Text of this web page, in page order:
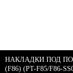
НАКЛАДКИ ПОД
(F86) (PT-F85/F86-